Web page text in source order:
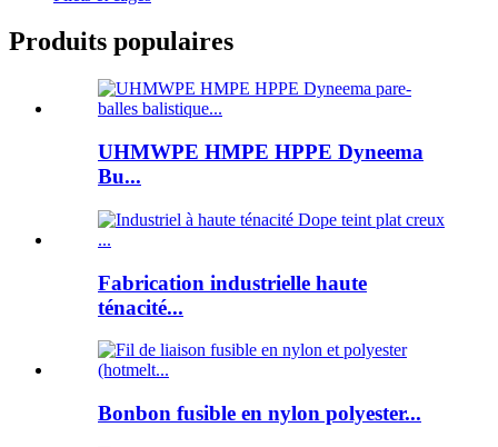
Produits populaires
UHMWPE HMPE HPPE Dyneema
Bu...
Fabrication industrielle haute
ténacité...
Bonbon fusible en nylon polyester...